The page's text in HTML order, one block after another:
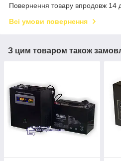
Повернення товару впродовж 14
Всі умови повернення
З цим товаром також